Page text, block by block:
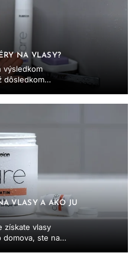
NA VLASY?
výsledkom
dôsledkom
VLASY A AKO JU
získate vlasy
domova, ste na